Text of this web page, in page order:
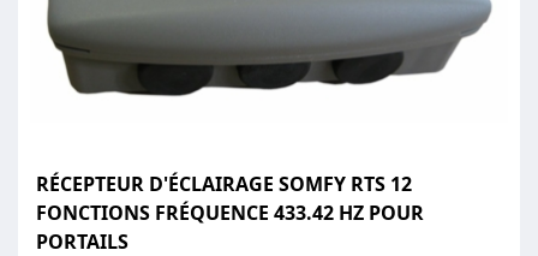
RÉCEPTEUR D'ÉCLAIRAGE SOMFY RTS 12
FONCTIONS FRÉQUENCE 433.42 HZ POUR
PORTAILS